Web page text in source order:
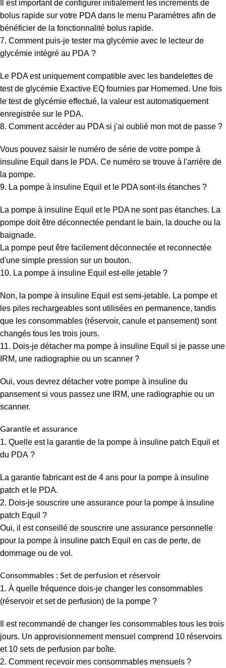
Il est important de configurer initialement les incréments de
bolus rapide sur votre PDA dans le menu Paramètres afin de
bénéficier de la fonctionnalité bolus rapide.
7. Comment puis-je tester ma glycémie avec le lecteur de
glycémie intégré au PDA ?
Le PDA est uniquement compatible avec les bandelettes de
test de glycémie Exactive EQ fournies par Homemed. Une fois
le test de glycémie effectué, la valeur est automatiquement
enregistrée sur le PDA.
8. Comment accéder au PDA si j'ai oublié mon mot de passe ?
Vous pouvez saisir le numéro de série de votre pompe à
insuline Equil dans le PDA. Ce numéro se trouve à l'arrière de
la pompe.
9. La pompe à insuline Equil et le PDA sont-ils étanches ?
La pompe à insuline Equil et le PDA ne sont pas étanches. La
pompe doit être déconnectée pendant le bain, la douche ou la
baignade.
La pompe peut être facilement déconnectée et reconnectée
d'une simple pression sur un bouton.
10. La pompe à insuline Equil est-elle jetable ?
Non, la pompe à insuline Equil est semi-jetable. La pompe et
les piles rechargeables sont utilisées en permanence, tandis
que les consommables (réservoir, canule et pansement) sont
changés tous les trois jours.
11. Dois-je détacher ma pompe à insuline Equil si je passe une
IRM, une radiographie ou un scanner ?
Oui, vous devrez détacher votre pompe à insuline du
pansement si vous passez une IRM, une radiographie ou un
scanner.
Garantie et assurance
1. Quelle est la garantie de la pompe à insuline patch Equil et
du PDA ?
La garantie fabricant est de 4 ans pour la pompe à insuline
patch et le PDA.
2. Dois-je souscrire une assurance pour la pompe à insuline
patch Equil ?
Oui, il est conseillé de souscrire une assurance personnelle
pour la pompe à insuline patch Equil en cas de perte, de
dommage ou de vol.
Consommables : Set de perfusion et réservoir
1. À quelle fréquence dois-je changer les consommables
(réservoir et set de perfusion) de la pompe ?
Il est recommandé de changer les consommables tous les trois
jours. Un approvisionnement mensuel comprend 10 réservoirs
et 10 sets de perfusion par boîte.
2. Comment recevoir mes consommables mensuels ?